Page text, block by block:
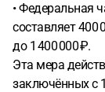
• Федеральная
составляет
до 1 400 000 ₽.
Эта мера
заключённых с